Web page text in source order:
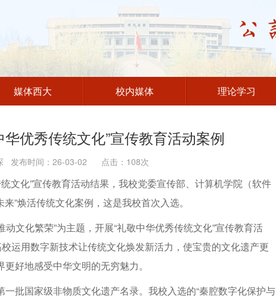
媒体西大 校内媒体 理论学习
优秀传统文化”宣传教育活动案例
发布时间：26-03-02 点击： 108次
文化”宣传教育活动结果，我校党委宣传部、计算机学院（软件
”焕活传统文化案例，这是我校首次入选。
文化繁荣”为主题，开展“礼敬中华优秀传统文化”宣传教育活
运用数字新技术让传统文化焕发新活力，使宝贵的文化遗产更
好地感受中华文明的无穷魅力。
批国家级非物质文化遗产名录。我校入选的“秦腔数字化保护与